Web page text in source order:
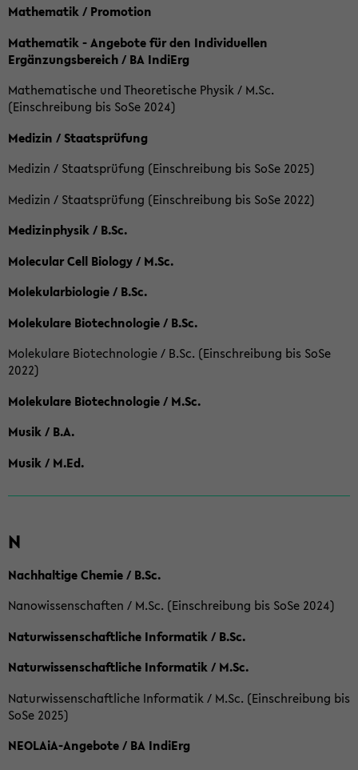
Mathematik / Promotion
Mathematik - Angebote für den Individuellen
Ergänzungsbereich / BA IndiErg
Mathematische und Theoretische Physik / M.Sc.
(Einschreibung bis SoSe 2024)
Medizin / Staatsprüfung
Medizin / Staatsprüfung (Einschreibung bis SoSe 2025)
Medizin / Staatsprüfung (Einschreibung bis SoSe 2022)
Medizinphysik / B.Sc.
Molecular Cell Biology / M.Sc.
Molekularbiologie / B.Sc.
Molekulare Biotechnologie / B.Sc.
Molekulare Biotechnologie / B.Sc. (Einschreibung bis SoSe
2022)
Molekulare Biotechnologie / M.Sc.
Musik / B.A.
Musik / M.Ed.
N
Nachhaltige Chemie / B.Sc.
Nanowissenschaften / M.Sc. (Einschreibung bis SoSe 2024)
Naturwissenschaftliche Informatik / B.Sc.
Naturwissenschaftliche Informatik / M.Sc.
Naturwissenschaftliche Informatik / M.Sc. (Einschreibung bis
SoSe 2025)
NEOLAiA-Angebote / BA IndiErg